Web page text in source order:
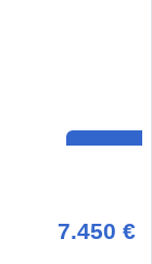
7.450 €